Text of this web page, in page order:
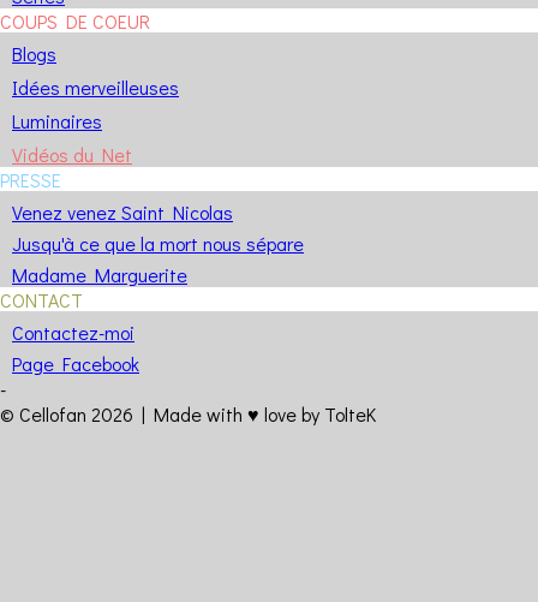
COUPS DE COEUR
Blogs
Idées merveilleuses
Luminaires
Vidéos du Net
PRESSE
Venez venez Saint Nicolas
Jusqu'à ce que la mort nous sépare
Madame Marguerite
CONTACT
Contactez-moi
Page Facebook
-
© Cellofan 2026 | Made with ♥️ loveby TolteK